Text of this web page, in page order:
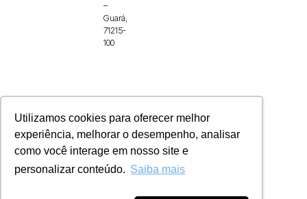
Utilizamos cookies para oferecer melhor
experiência, melhorar o desempenho, analisar
como você interage em nosso site e
personalizar conteúdo. Saiba mais
–
Guará,
71215-
100